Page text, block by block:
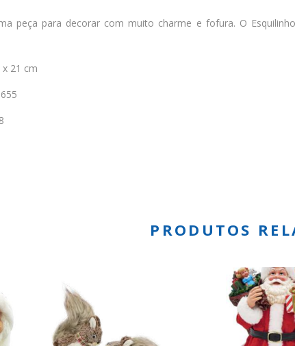
peça para decorar com muito charme e fofura. O
21 cm
PRODUTOS